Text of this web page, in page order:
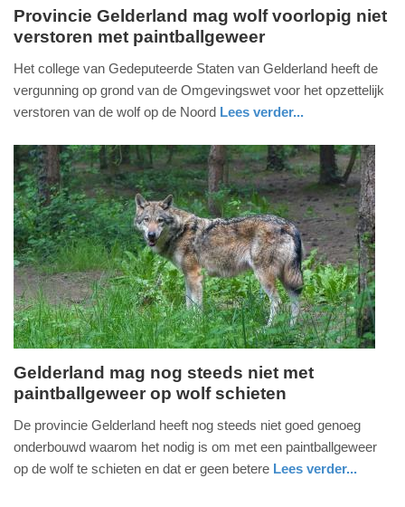
vrijdag,
2024
15:46
Update:
09-
04-
2025
09:10
Provincie Gelderland mag wolf voorlopig niet
verstoren met paintballgeweer
Het college van Gedeputeerde Staten van Gelderland heeft de
vergunning op grond van de Omgevingswet voor het opzettelijk
verstoren van de wolf op de Noord Lees verder...
vrijdag,
september
Gelderland mag nog steeds niet met
paintballgeweer op wolf schieten
De provincie Gelderland heeft nog steeds niet goed genoeg
onderbouwd waarom het nodig is om met een paintballgeweer
op de wolf te schieten en dat er geen betere Lees verder...